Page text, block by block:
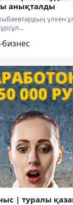
анықталды
үлкен
| туралы